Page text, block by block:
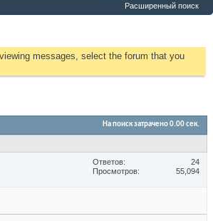
Расширенный поиск
messages, select the forum that you
На поиск затрачено0.00сек.
Ответов
24
Просмотров
55,094